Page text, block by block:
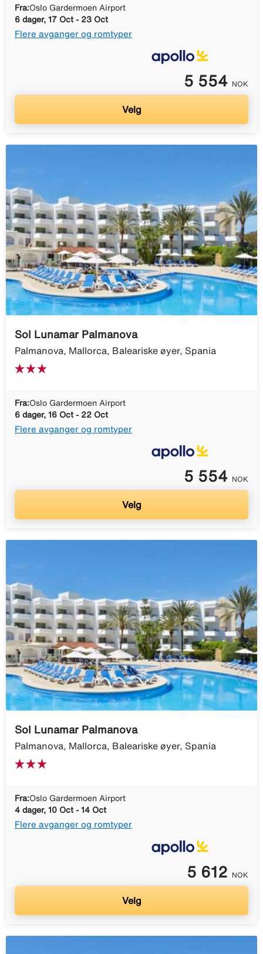
Fra:Oslo Gardermoen Airport
6 dager, 17 Oct - 23 Oct
Flere avganger og romtyper
5 554 NOK
Velg
Sol Lunamar Palmanova
Palmanova, Mallorca, Baleariske øyer, Spania
Fra:Oslo Gardermoen Airport
6 dager, 16 Oct - 22 Oct
Flere avganger og romtyper
5 554 NOK
Velg
Sol Lunamar Palmanova
Palmanova, Mallorca, Baleariske øyer, Spania
Fra:Oslo Gardermoen Airport
4 dager, 10 Oct - 14 Oct
Flere avganger og romtyper
5 612 NOK
Velg